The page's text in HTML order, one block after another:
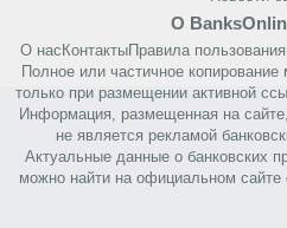
О
О нас КонтактыПравила пользования
Полное или частичное
только при размещении активной
Информация, размещенная на
не является рекламой
Актуальные данные о банковских
можно найти на официальном сайте